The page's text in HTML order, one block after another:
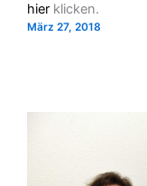
hierklicken.
März 27, 2018